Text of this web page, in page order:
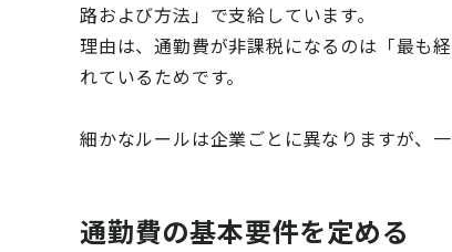
路および方法」で支給しています。
理由は、通勤費が非課税になるのは「最も
れているためです。
細かなルールは企業ごとに異なりますが、
通勤費の基本要件を定める